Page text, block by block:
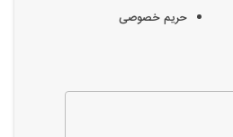
حریم خصوصی